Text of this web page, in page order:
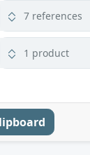
7 references
1 product